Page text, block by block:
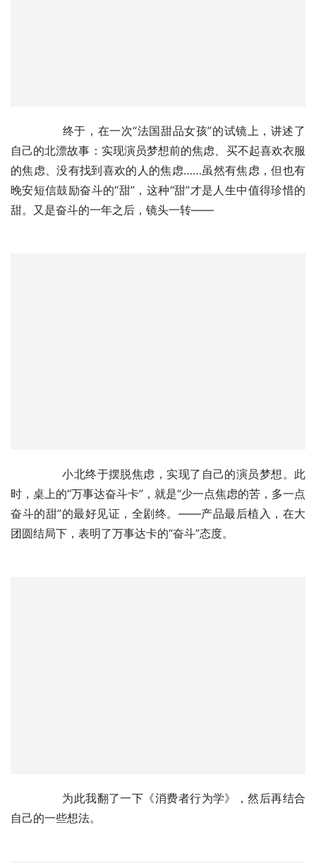
自己的北漂故事：实现演员梦想前的焦虑、买不起喜欢衣服
的焦虑、没有找到喜欢的人的焦虑……虽然有焦虑，但也有
晚安短信鼓励奋斗的“甜”，这种“甜”才是人生中值得珍惜的
甜。又是奋斗的一年之后，镜头一转——
时，桌上的“万事达奋斗卡”，就是“少一点焦虑的苦，多一点
奋斗的甜”的最好见证，全剧终。——产品最后植入，在大
团圆结局下，表明了万事达卡的“奋斗”态度。
自己的一些想法。